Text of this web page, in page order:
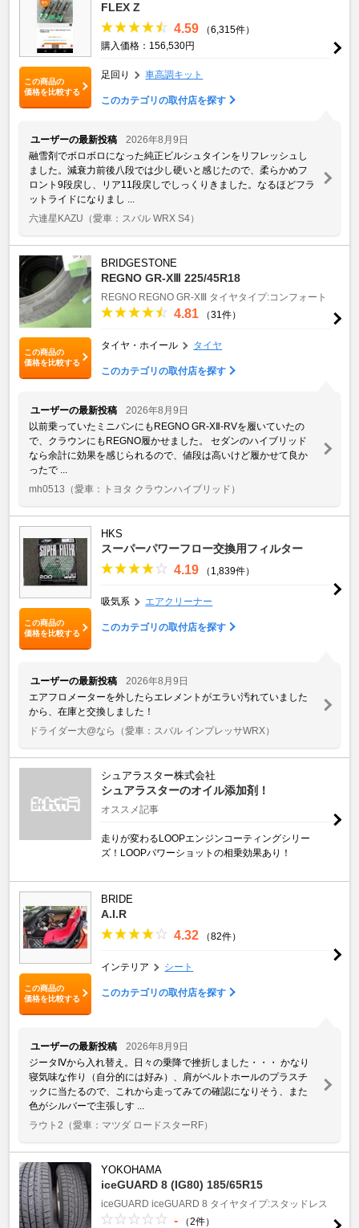
この商品の
価格を比較する
FLEX Z
4.59
（6,315件）
購入価格：156,530円
足回り 車高調キット
このカテゴリの取付店を探す
ユーザーの最新投稿
2026年8月9日
融雪剤でボロボロになった純正ビルシュタインをリフレッシュし
ました。減衰力前後八段では少し硬いと感じたので、柔らかめフ
ロント9段戻し、リア11段戻しでしっくりきました。なるほどフラ
ットライドになりまし ...
六連星KAZU （愛車：スバル WRX S4）
この商品の
価格を比較する
BRIDGESTONE
REGNO GR-XⅢ 225/45R18
REGNO REGNO GR-XⅢ タイヤタイプ:コンフォート
4.81 （31件）
タイヤ・ホイール タイヤ
このカテゴリの取付店を探す
ユーザーの最新投稿
2026年8月9日
以前乗っていたミニバンにもREGNO GR-XⅡ-RVを履いていたの
で、クラウンにもREGNO履かせました。 セダンのハイブリッド
なら余計に効果を感じられるので、値段は高いけど履かせて良か
ったで ...
mh0513 （愛車：トヨタ クラウンハイブリッド）
この商品の
価格を比較する
HKS
スーパーパワーフロー交換用フィルター
4.19 （1,839件）
吸気系 エアクリーナー
このカテゴリの取付店を探す
ユーザーの最新投稿
2026年8月9日
エアフロメーターを外したらエレメントがエラい汚れていました
から、在庫と交換しました！
ドライダー大@なら
（愛車：スバル インプレッサWRX）
シュアラスター株式会社
シュアラスターのオイル添加剤！
オススメ記事
走りが変わるLOOPエンジンコーティングシリー
ズ！LOOPパワーショットの相乗効果あり！
この商品の
価格を比較する
BRIDE
A.I.R
4.32 （82件）
インテリア シート
このカテゴリの取付店を探す
ユーザーの最新投稿
2026年8月9日
ジータⅣから入れ替え。日々の乗降で挫折しました・・・ かなり
寝気味な作り（自分的には好み）、肩がベルトホールのプラスチ
ックに当たるので、これから走ってみての確認になりそう、また
色がシルバーで主張しす ...
ラウト2 （愛車：マツダ ロードスターRF）
YOKOHAMA
iceGUARD 8 (IG80) 185/65R15
iceGUARD iceGUARD 8 タイヤタイプ:スタッドレス
- （2件）